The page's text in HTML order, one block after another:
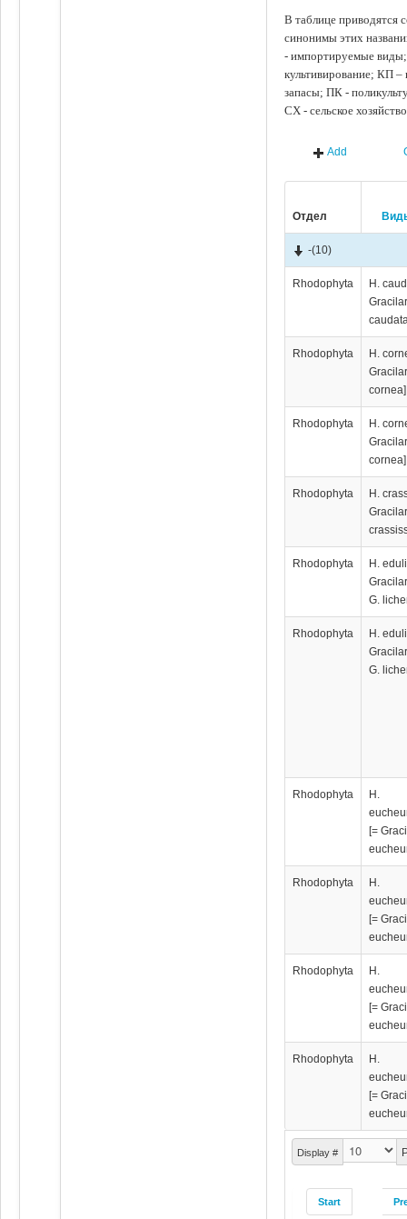
В таблице приводятся
синонимы этих
- импортируемые
культивирование; КП
запасы; ПК -
СХ - сельское
Add
Отдел
Display #
Start
-(10)
Rhodophyta
H.
Rhodophyta
H.
cornea]
Rhodophyta
H.
cornea]
Rhodophyta
H.
Rhodophyta
H.
G.
Rhodophyta
H.
G.
Rhodophyta
H.
[=
Rhodophyta
H.
[=
Rhodophyta
H.
[=
Rhodophyta
H.
[=